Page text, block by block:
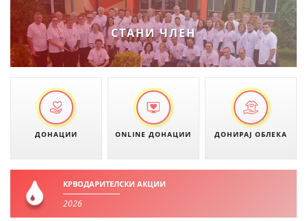
БРОШУРИ
ПОСТЕРИ
ПРЕЗЕНТАЦИИ
СТАНИ ЧЛЕН
ДОНАЦИИ ONLINE ДОНАЦИИ ДОНИРАЈ ОБЛЕКА
КРВОДАРИТЕЛСКИ АКЦИИ
2026